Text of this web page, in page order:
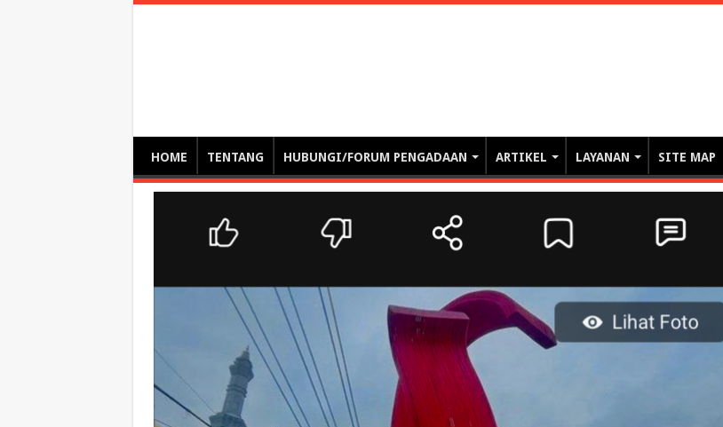
HOME TENTANG HUBUNGI/FORUM PENGADAAN ARTIKEL LAYANAN SITE MAP